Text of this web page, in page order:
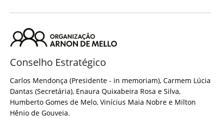
Conselho Estratégico
Carlos Mendonça (Presidente - in memoriam), Carmem Lúcia
Dantas (Secretária), Enaura Quixabeira Rosa e Silva,
Humberto Gomes de Melo, Vinícius Maia Nobre e Milton
Hênio de Gouveia.